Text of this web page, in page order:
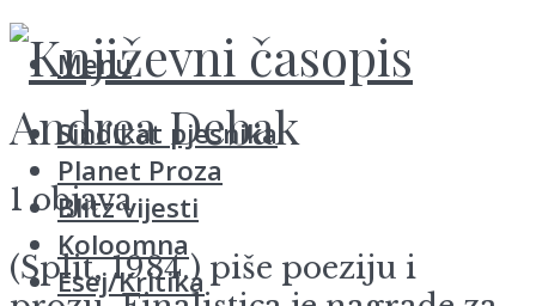
Menu
Sindikat pjesnika
Planet Proza
Blitz vijesti
Koloomna
Esej/Kritika
Andrea Debak
1 objava
(Split, 1984.) piše poeziju i